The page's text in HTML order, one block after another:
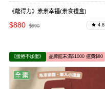
《馥得力》素素幸福(素食禮盒)
$880 $990 4.8
《蛋捲不加蛋》 品牌館未滿$1000 運費$80